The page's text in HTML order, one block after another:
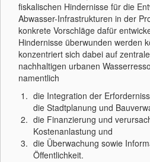
fiskalischen Hindernisse für die
Abwasser-Infrastrukturen in der
konkrete Vorschläge dafür
Hindernisse überwunden werden
konzentriert sich dabei auf
nachhaltigen urbanen
namentlich
die Integration der
die Stadtplanung und
die Finanzierung und
Kostenanlastung und
die Überwachung sowie
Öffentlichkeit.